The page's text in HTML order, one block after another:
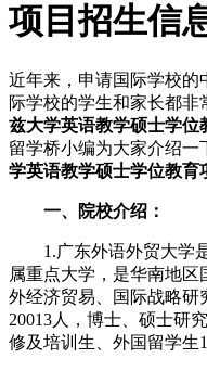
项目招生信
近年来，申请国际学校的
际学校的学生和家长都非
兹大学英语教学硕士学位
留学桥小编为大家介绍一
学英语教学硕士学位教育
一、院校介绍：
1.广东外语外贸大学是
属重点大学，是华南地
外经济贸易、国际战略研
20013人，博士、硕士研
修及培训生、外国留学生